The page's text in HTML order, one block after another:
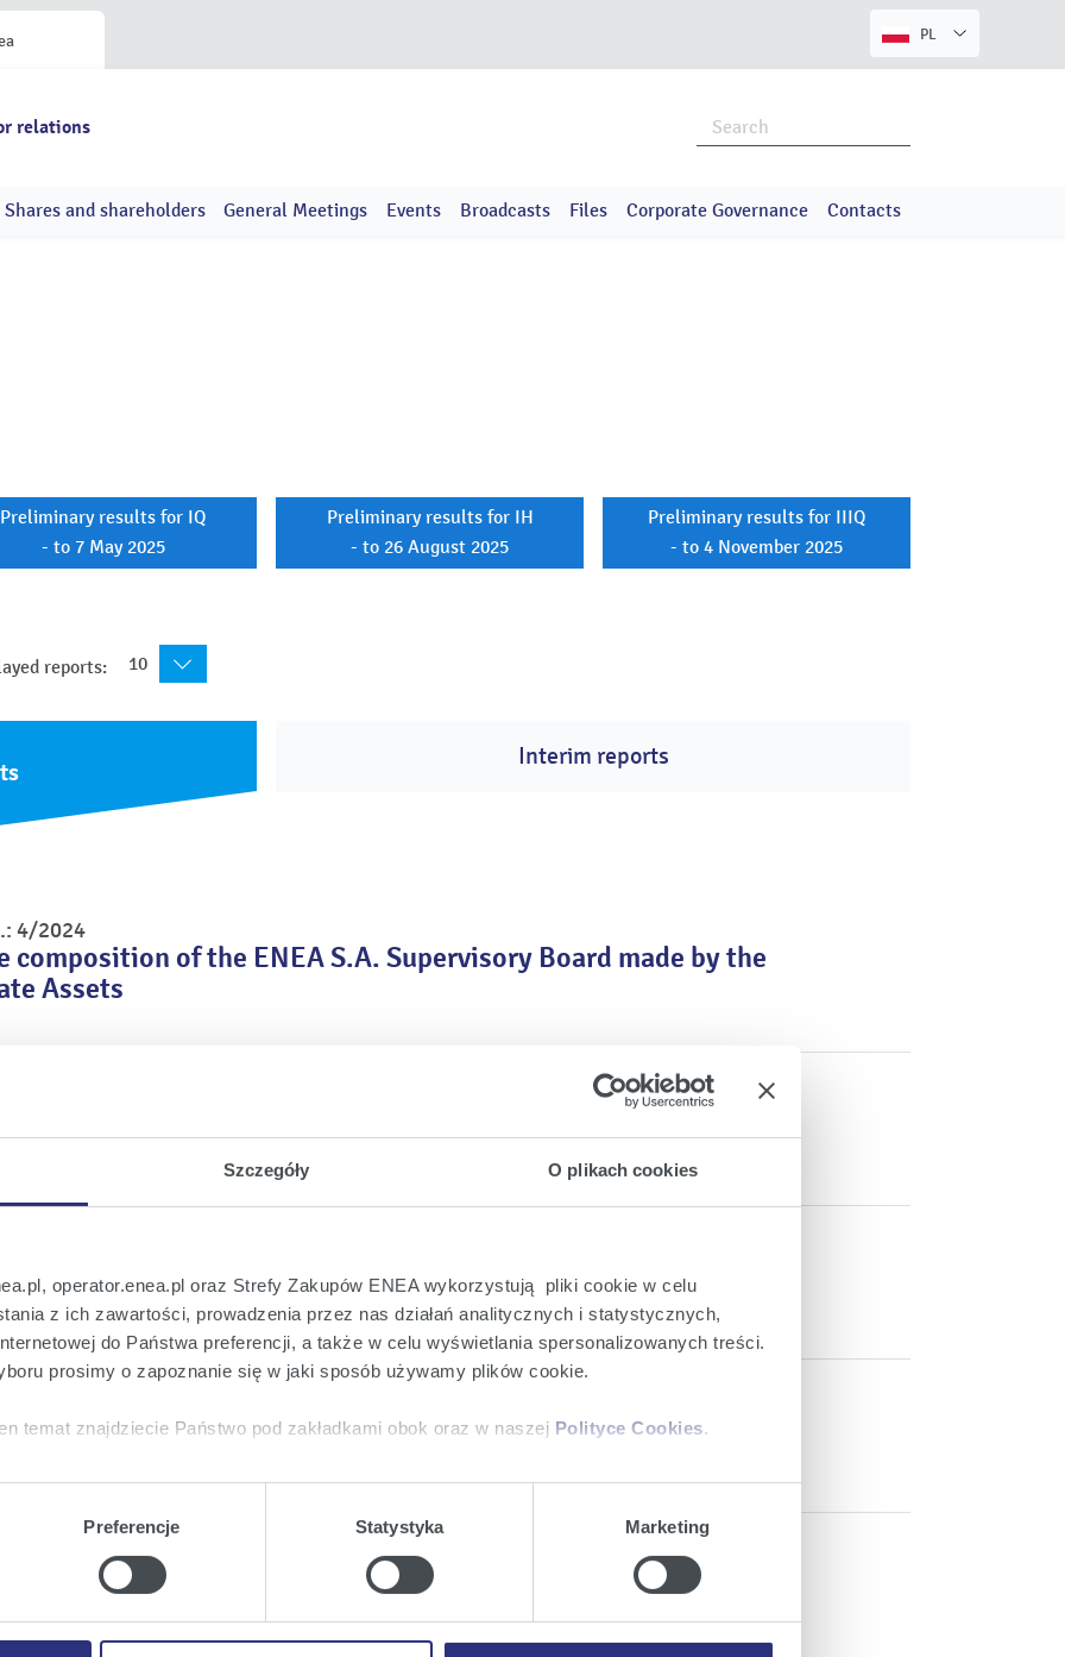
Szczegóły O plikach cookies
operator.enea.pl oraz Strefy Zakupów ENEA wykorzystują pliki cookie w celu
z ich zawartości, prowadzenia przez nas działań analitycznych i statystycznych,
do Państwa preferencji, a także w celu wyświetlania spersonalizowanych treści.
prosimy o zapoznanie się w jaki sposób używamy plików cookie.
temat znajdziecie Państwo pod zakładkami obok oraz w naszej Polityce Cookies.
wyrażają Państwo zgodę na umieszczenie wszystkich rodzajów plików cookie z
, możecie Państwo wybrać jakie rodzaje plików cookie będziemy umieszczać w Państwa
, odmawiacie Państwo zgody na instalację plików cookie – odmowa ta nie dotyczy jednak
wyświetlania i działania naszych stron internetowych.
Preferencje Statystyka Marketing
PL
relations
Shares and shareholders General Meetings Events Broadcasts Files Corporate Governance Contacts
Preliminary results for IQ
- to 7 May 2025
Preliminary results for IH
- to 26 August 2025
Preliminary results for IIIQ
- to 4 November 2025
reports: 10
Interim reports
4/2024
composition of the ENEA S.A. Supervisory Board made by the
Assets
agreement with the European Investment Bank
2/2024
of periodic reports in 2024
1/2024
the draft resolution of the Extraordinary General Meeting
Previous 9 15 of 92